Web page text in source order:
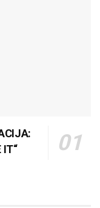
IT“